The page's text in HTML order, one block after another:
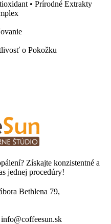
• Prírodné Extrakty
o Pokožku
Získajte konzistentné a
jednej procedúry!
Bethlena 79,